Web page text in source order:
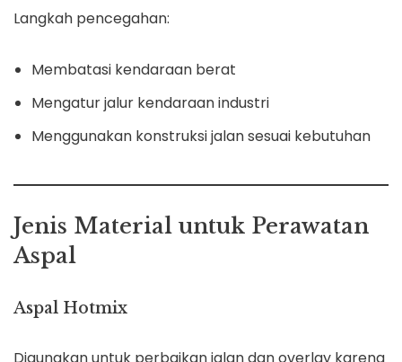
Langkah pencegahan:
Membatasi kendaraan berat
Mengatur jalur kendaraan industri
Menggunakan konstruksi jalan sesuai kebutuhan
Jenis Material untuk Perawatan
Aspal
Aspal Hotmix